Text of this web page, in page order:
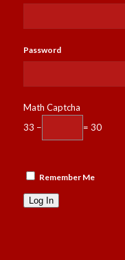
Password
Math Captcha
33 −
= 30
Remember Me
Log In